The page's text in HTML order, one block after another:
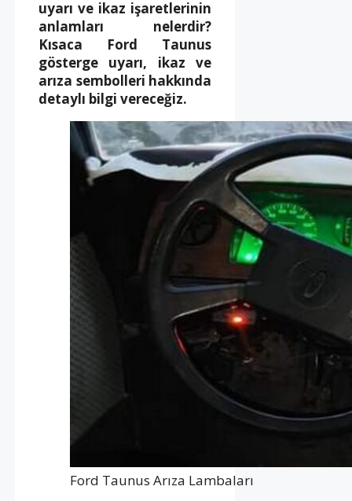
uyarı ve ikaz işaretlerinin
anlamları nelerdir?
Kısaca Ford Taunus
gösterge uyarı, ikaz ve
arıza sembolleri hakkında
detaylı bilgi vereceğiz.
Ford Taunus Arıza Lambaları